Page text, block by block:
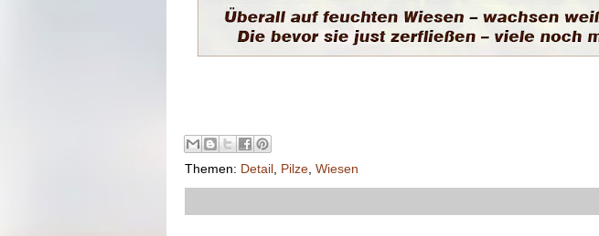
Themen: Detail Pilze Wiesen